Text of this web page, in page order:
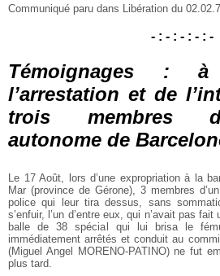
Communiqué paru dans Libération du
- : - : - : - : -
Témoignages :
l’arrestation et de
trois membres
autonome de
Le 17 Août, lors d’une expropriation à la
Mar (province de Gérone), 3 membres
police qui leur tira dessus, sans
s’enfuir, l’un d’entre eux, qui n’avait pas
balle de 38 spécial qui lui brisa le
immédiatement arrêtés et conduit au
(Miguel Angel MORENO-PATINO) ne fut
plus tard.